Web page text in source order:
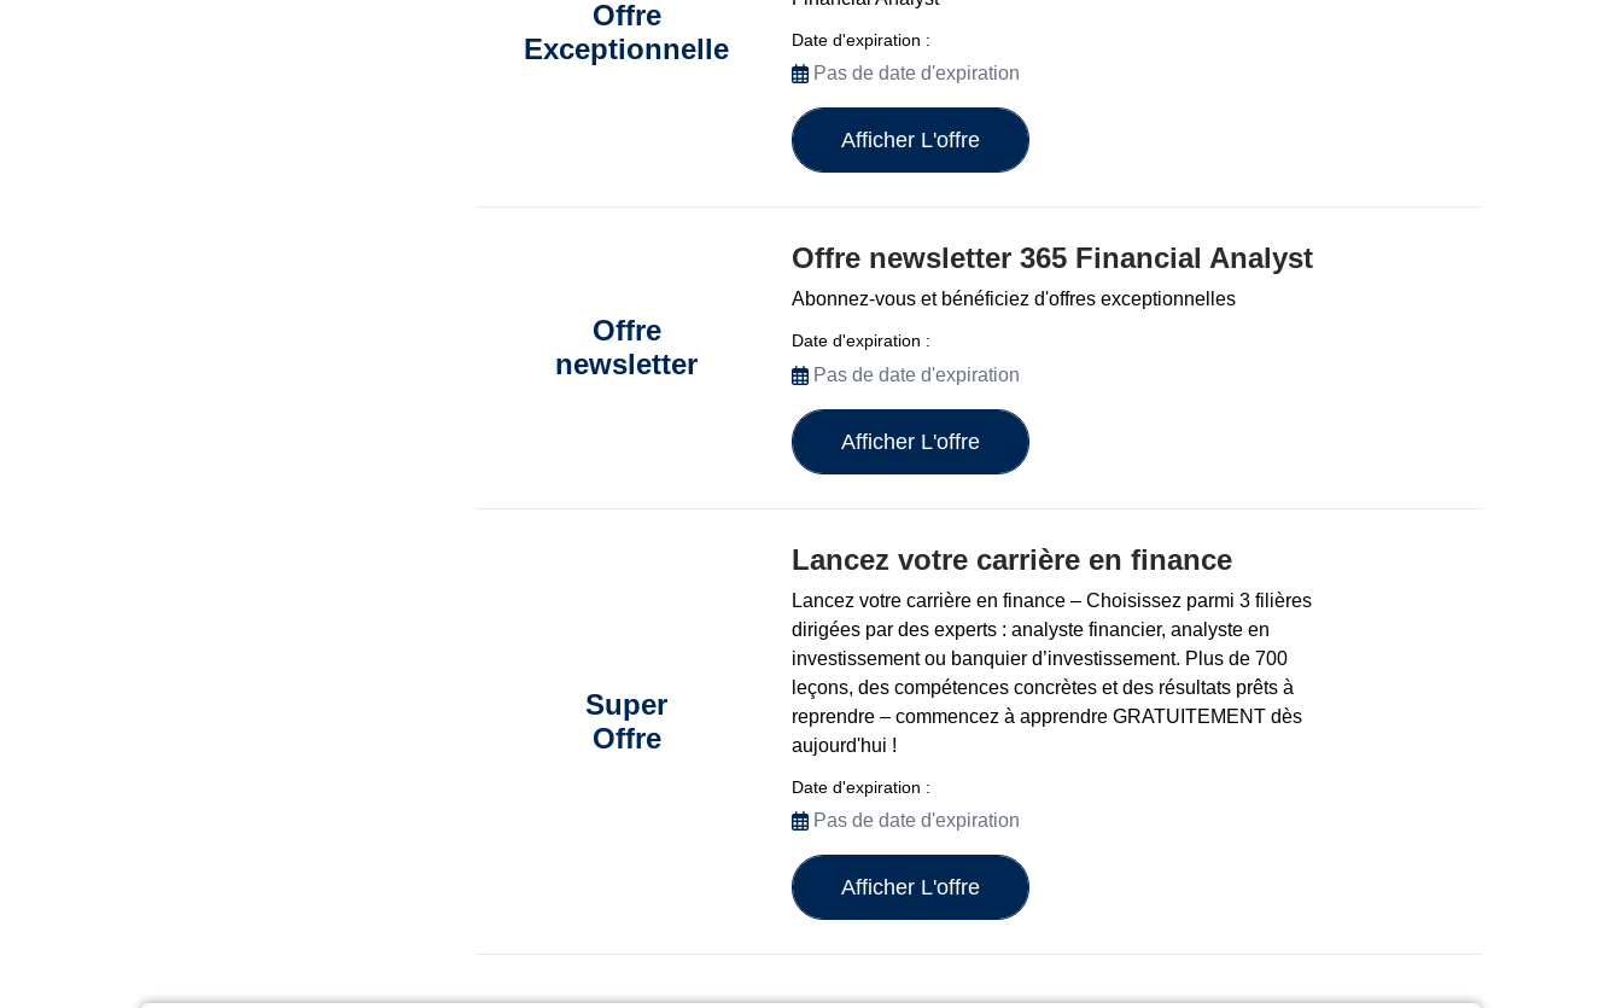
Offre
Exceptionnelle
Date d'expiration :
Pas de date d'expiration
Afficher L'offre
Offre
newsletter
Offre newsletter 365 Financial Analyst
Abonnez-vous et bénéficiez d'offres exceptionnelles
Date d'expiration :
Pas de date d'expiration
Afficher L'offre
Super
Offre
Lancez votre carrière en finance
Lancez votre carrière en finance – Choisissez parmi 3 filières
dirigées par des experts : analyste financier, analyste en
investissement ou banquier d’investissement. Plus de 700
leçons, des compétences concrètes et des résultats prêts à
reprendre – commencez à apprendre GRATUITEMENT dès
aujourd'hui !
Date d'expiration :
Pas de date d'expiration
Afficher L'offre